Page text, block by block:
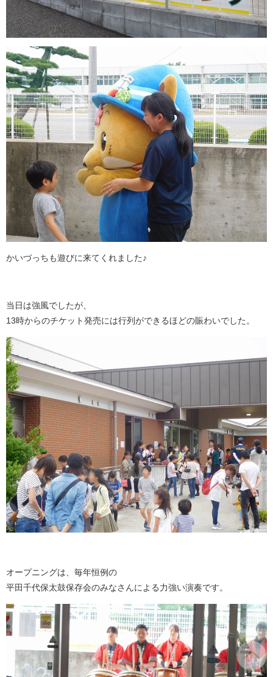
かいづっちも遊びに来てくれました♪
当日は強風でしたが、
13時からのチケット発売には行列ができるほどの賑わいでした。
オープニングは、毎年恒例の
平田千代保太鼓保存会のみなさんによる力強い演奏です。